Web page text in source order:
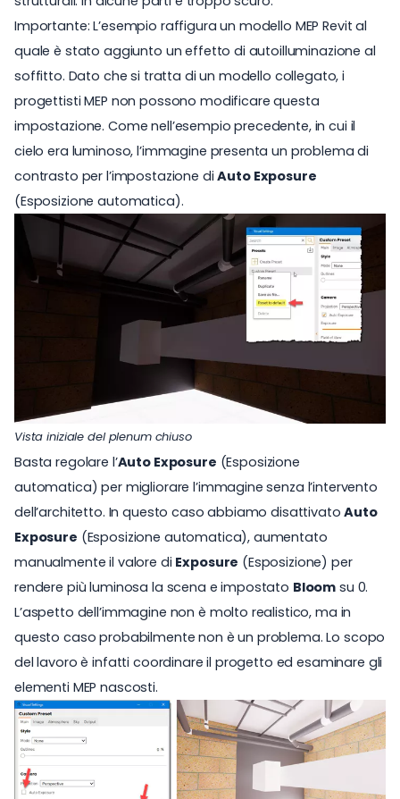
Importante: L’esempio raffigura un modello MEP Revit al
quale è stato aggiunto un effetto di autoilluminazione al
soffitto. Dato che si tratta di un modello collegato, i
progettisti MEP non possono modificare questa
impostazione. Come nell’esempio precedente, in cui il
cielo era luminoso, l’immagine presenta un problema di
contrasto per l’impostazione diAuto Exposure
(Esposizione automatica).
Vista iniziale del plenum chiuso
Basta regolare l’Auto Exposure (Esposizione
automatica) per migliorare l’immagine senza l’intervento
dell’architetto. In questo caso abbiamo disattivatoAuto
Exposure (Esposizione automatica), aumentato
manualmente il valore di Exposure (Esposizione) per
rendere più luminosa la scena e impostato Bloom su 0.
L’aspetto dell’immagine non è molto realistico, ma in
questo caso probabilmente non è un problema. Lo scopo
del lavoro è infatti coordinare il progetto ed esaminare gli
elementi MEP nascosti.